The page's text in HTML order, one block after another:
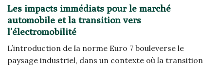
Les impacts immédiats pour le marché
automobile et la transition vers
l’électromobilité
L’introduction de la norme Euro 7 bouleverse le
paysage industriel, dans un contexte où la transition